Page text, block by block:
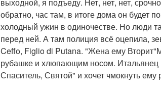
обратно, час там, в итоге дома он будет
холодный ужин в одиночестве. Но люди
перед ней. А там полиция всё оцепила,
Ceffo, Figlio di Putana. "Жена ему
рубашке и хлюпающим носом. Итальянец
Спаситель, Святой" и хочет чмокнуть ему